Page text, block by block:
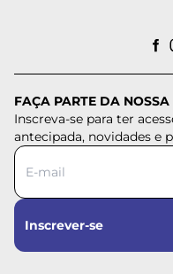
FAÇA PARTE DA
Inscreva-se para ter
antecipada, novidades e
Inscrever-se